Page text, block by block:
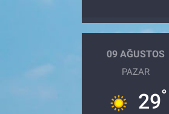
09 AĞUSTOS
PAZAR
29°